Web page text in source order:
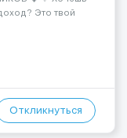
Это твой
поток
Откликнуться